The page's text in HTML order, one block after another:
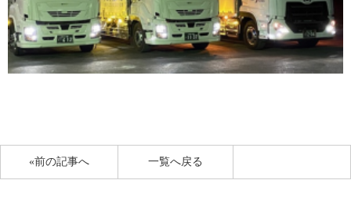
«前の記事へ 一覧へ戻る